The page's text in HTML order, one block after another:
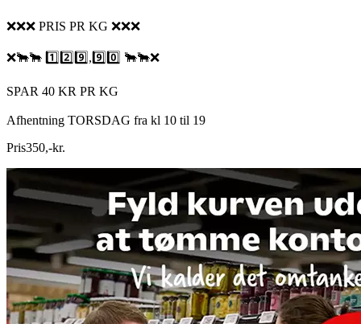
❌❌❌ PRIS PR KG ❌❌❌
❌🐂🐂 1️⃣2️⃣9️⃣,9️⃣0️⃣ 🐂🐂❌
SPAR 40 KR PR KG
Afhentning TORSDAG fra kl 10 til 19
Pris350,-kr.